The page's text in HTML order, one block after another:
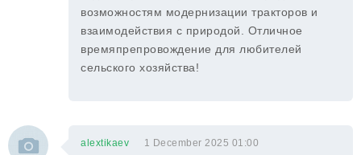
возможностям модернизации тракторов и
взаимодействия с природой. Отличное
времяпрепровождение для любителей
сельского хозяйства!
alextikaev 1 December 2025 01:00